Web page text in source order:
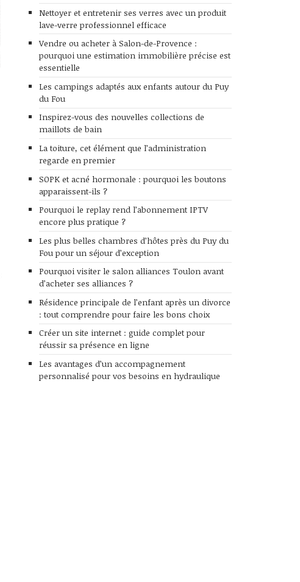
Nettoyer et entretenir ses verres avec un produit
lave-verre professionnel efficace
Vendre ou acheter à Salon-de-Provence :
pourquoi une estimation immobilière précise est
essentielle
Les campings adaptés aux enfants autour du Puy
du Fou
Inspirez-vous des nouvelles collections de
maillots de bain
La toiture, cet élément que l’administration
regarde en premier
SOPK et acné hormonale : pourquoi les boutons
apparaissent-ils ?
Pourquoi le replay rend l’abonnement IPTV
encore plus pratique ?
Les plus belles chambres d’hôtes près du Puy du
Fou pour un séjour d’exception
Pourquoi visiter le salon alliances Toulon avant
d’acheter ses alliances ?
Résidence principale de l’enfant après un divorce
: tout comprendre pour faire les bons choix
Créer un site internet : guide complet pour
réussir sa présence en ligne
Les avantages d’un accompagnement
personnalisé pour vos besoins en hydraulique